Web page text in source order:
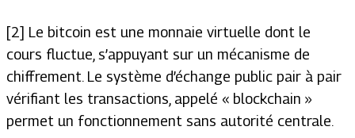
[2] Le bitcoin est une monnaie virtuelle dont le
cours fluctue, s’appuyant sur un mécanisme de
chiffrement. Le système d’échange public pair à pair
vérifiant les transactions, appelé « blockchain »
permet un fonctionnement sans autorité centrale.